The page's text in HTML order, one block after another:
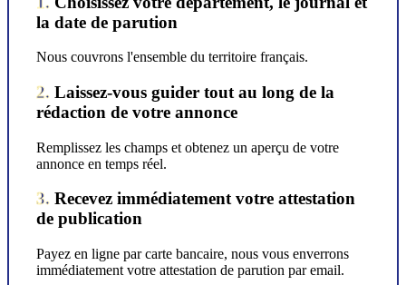
la date de parution
Nous couvrons l'ensemble du territoire français.
2. Laissez-vous guider tout au long de la
rédaction de votre annonce
Remplissez les champs et obtenez un aperçu de votre
annonce en temps réel.
3. Recevez immédiatement votre attestation
de publication
Payez en ligne par carte bancaire, nous vous enverrons
immédiatement votre attestation de parution par email.